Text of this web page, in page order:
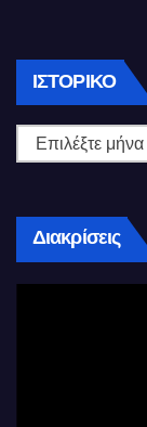
ΙΣΤΟΡΙΚΌ
Διακρίσεις